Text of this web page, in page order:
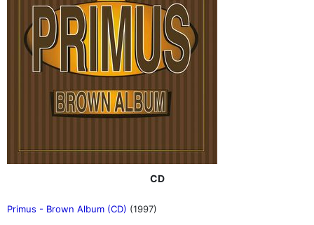
CD
Primus - Brown Album (CD) (1997)